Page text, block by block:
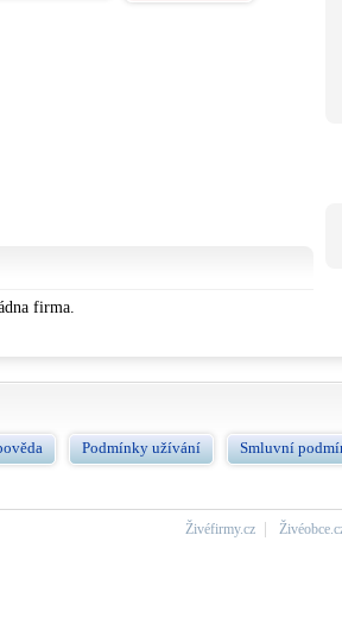
firma.
Podmínky užívání Smluvní
Živéfirmy.cz